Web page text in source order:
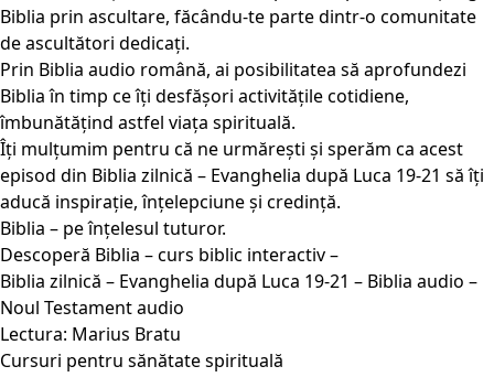
Biblia prin ascultare, făcându-te parte dintr-o comunitate
de ascultători dedicați.
Prin Biblia audio română, ai posibilitatea să aprofundezi
Biblia în timp ce îți desfășori activitățile cotidiene,
îmbunătățind astfel viața spirituală.
Îți mulțumim pentru că ne urmărești și sperăm ca acest
episod din Biblia zilnică – Evanghelia după Luca 19-21 să îți
aducă inspirație, înțelepciune și credință.
Biblia – pe înțelesul tuturor.
Descoperă Biblia – curs biblic interactiv –
Biblia zilnică – Evanghelia după Luca 19-21 – Biblia audio –
Noul Testament audio
Lectura: Marius Bratu
Cursuri pentru sănătate spirituală